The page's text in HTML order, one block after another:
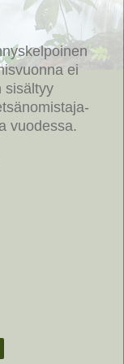
ei
sisältyy
vuodessa.